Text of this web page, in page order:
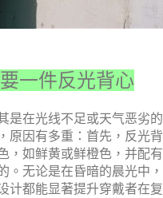
一件反光背心
是在光线不足或天气恶劣的
原因有多重：首先，反光背
，如鲜黄或鲜橙色，并配有
。无论是在昏暗的晨光中，
计都能显著提升穿戴者在复